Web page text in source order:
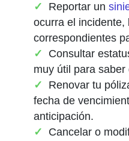
Reportar un
ocurra el incidente,
correspondientes
Consultar
muy útil para saber
Renovar tu
fecha de
anticipación.
Cancelar o